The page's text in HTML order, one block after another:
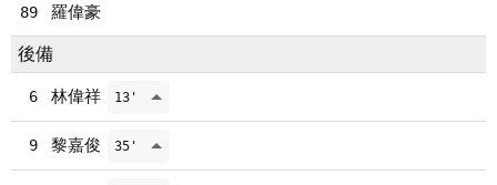
89 羅偉豪
後備
6 林偉祥 13'
9 黎嘉俊 35'